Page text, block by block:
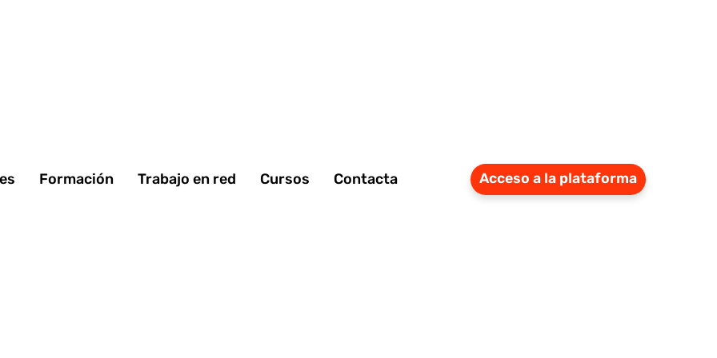
Formación Trabajo en red Cursos Contacta Acceso a la plataforma